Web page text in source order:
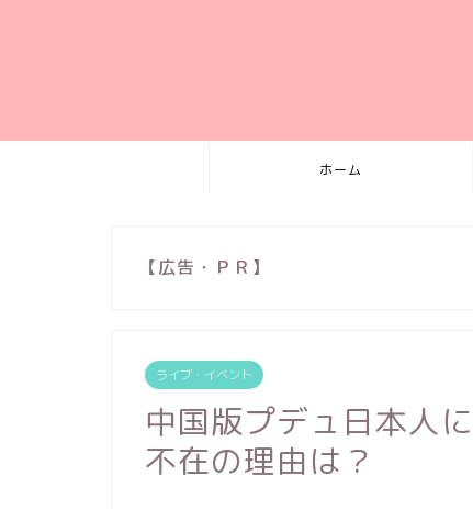
ホーム
【広告・ＰＲ】
ライブ・イベント
中国版プデュ日本人
不在の理由は？